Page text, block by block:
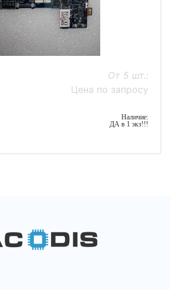
От 5 шт.:
Цена по запросу
Наличие:
ДА в 1 экз!!!